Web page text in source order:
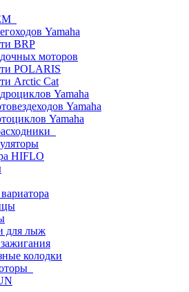
Yamaha
BRP
моторов
POLARIS
Arctic Cat
Yamaha
Yamaha
Yamaha
HIFLO
для лыж
колодки